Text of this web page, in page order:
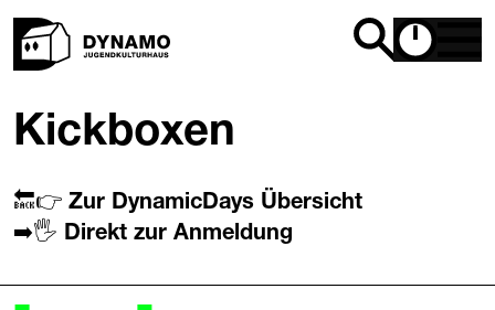
Kickboxen
🔙👉 Zur DynamicDays Übersicht
➡️🖐️ Direkt zur Anmeldung